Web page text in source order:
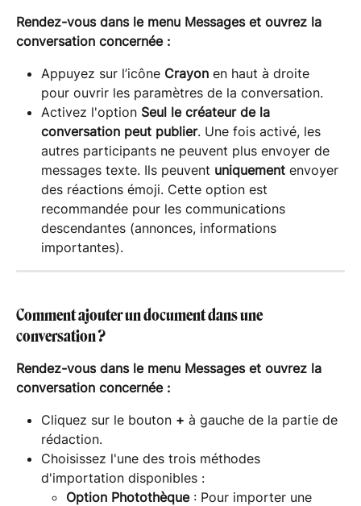
Rendez-vous dans le menu Messages et ouvrez la
conversation concernée :
Appuyez sur l’icône Crayon en haut à droite
pour ouvrir les paramètres de la conversation.
Activez l'option Seul le créateur de la
conversation peut publier. Une fois activé, les
autres participants ne peuvent plus envoyer de
messages texte. Ils peuvent uniquement envoyer
des réactions émoji. Cette option est
recommandée pour les communications
descendantes (annonces, informations
importantes).
Comment ajouter un document dans une
conversation ?
Rendez-vous dans le menu Messages et ouvrez la
conversation concernée :
Cliquez sur le bouton + à gauche de la partie de
rédaction.
Choisissez l'une des trois méthodes
d'importation disponibles :
Option Photothèque : Pour importer une